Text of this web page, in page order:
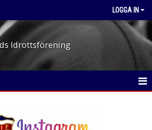
LOGGA IN
Idrottsförening